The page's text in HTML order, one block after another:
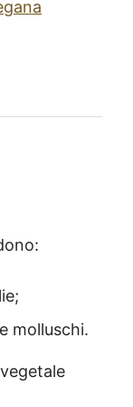
molluschi.